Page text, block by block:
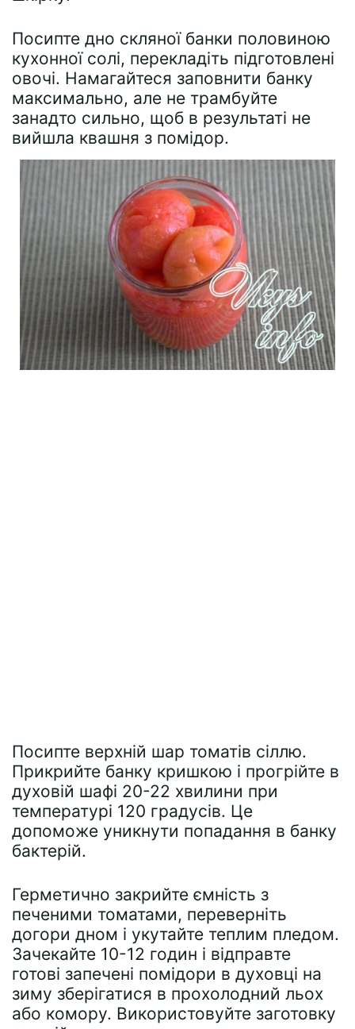
Посипте дно скляної банки половиною
кухонної солі, перекладіть підготовлені
овочі. Намагайтеся заповнити банку
максимально, але не трамбуйте
занадто сильно, щоб в результаті не
вийшла квашня з помідор.
Посипте верхній шар томатів сіллю.
Прикрийте банку кришкою і прогрійте в
духовій шафі 20-22 хвилини при
температурі 120 градусів. Це
допоможе уникнути попадання в банку
бактерій.
Герметично закрийте ємність з
печеними томатами, переверніть
догори дном і укутайте теплим пледом.
Зачекайте 10-12 годин і відправте
готові запечені помідори в духовці на
зиму зберігатися в прохолодний льох
або комору. Використовуйте заготовку